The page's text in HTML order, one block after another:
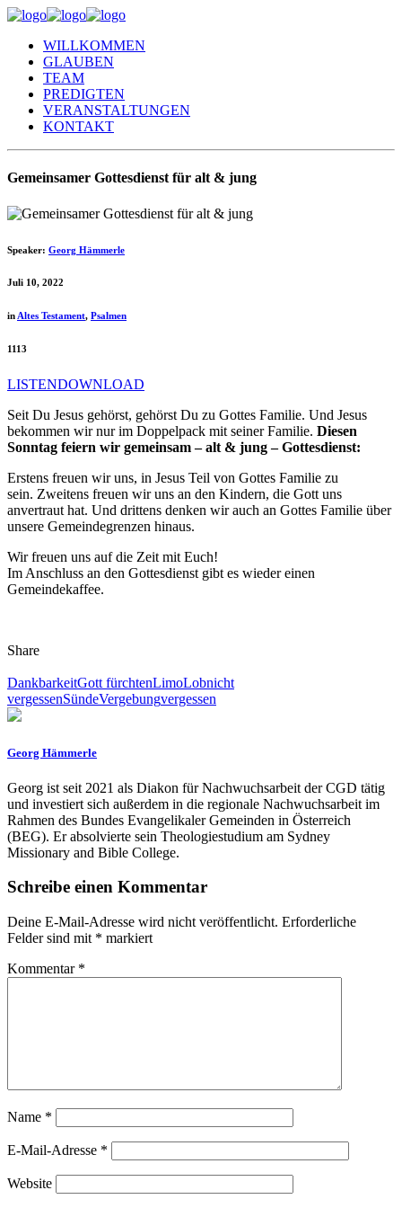
WILLKOMMEN
GLAUBEN
TEAM
PREDIGTEN
VERANSTALTUNGEN
KONTAKT
Gemeinsamer Gottesdienst für alt & jung
Speaker: Georg Hämmerle
Juli 10, 2022
inAltes Testament, Psalmen
1113
LISTENDOWNLOAD
Seit Du Jesus gehörst, gehörst Du zu Gottes Familie. Und Jesus
bekommen wir nur im Doppelpack mit seiner Familie. Diesen
Sonntag feiern wir gemeinsam – alt & jung – Gottesdienst:
Erstens freuen wir uns, in Jesus Teil von Gottes Familie zu
sein. Zweitens freuen wir uns an den Kindern, die Gott uns
anvertraut hat. Und drittens denken wir auch an Gottes Familie über
unsere Gemeindegrenzen hinaus.
Wir freuen uns auf die Zeit mit Euch!
Im Anschluss an den Gottesdienst gibt es wieder einen
Gemeindekaffee.
Share
DankbarkeitGott fürchtenLimoLobnicht
vergessenSündeVergebungvergessen
Georg Hämmerle
Georg ist seit 2021 als Diakon für Nachwuchsarbeit der CGD tätig
und investiert sich außerdem in die regionale Nachwuchsarbeit im
Rahmen des Bundes Evangelikaler Gemeinden in Österreich
(BEG). Er absolvierte sein Theologiestudium am Sydney
Missionary and Bible College.
Schreibe einen Kommentar
Deine E-Mail-Adresse wird nicht veröffentlicht. Erforderliche
Felder sind mit * markiert
Kommentar *
Name *
E-Mail-Adresse *
Website